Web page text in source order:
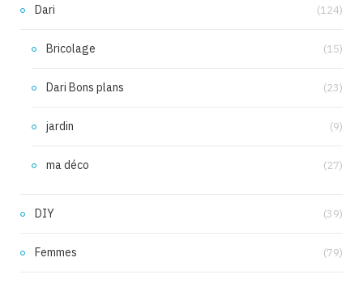
Dari (124)
Bricolage (15)
Dari Bons plans (23)
jardin (9)
ma déco (27)
DIY (39)
Femmes (79)